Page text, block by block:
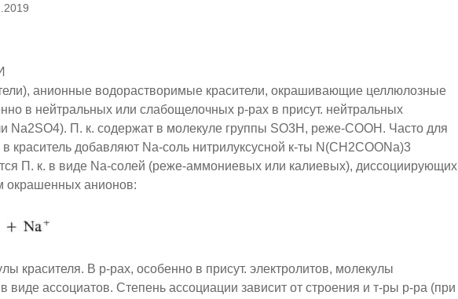
анионные водорастворимые красители, окрашивающие целлюлозные
в нейтральных или слабощелочных р-рах в присут. нейтральных
Na2SO4). П. к. содержат в молекуле группы SO3H, реже-СООН. Часто для
краситель добавляют Na-соль нитрилуксусной к-ты N(CH2COONa)3
П. к. в виде Na-солей (реже-аммониевых или калиевых), диссоциирующих
окрашенных анионов:
красителя. В р-рах, особенно в присут. электролитов, молекулы
виде ассоциатов. Степень ассоциации зависит от строения и т-ры р-ра (при